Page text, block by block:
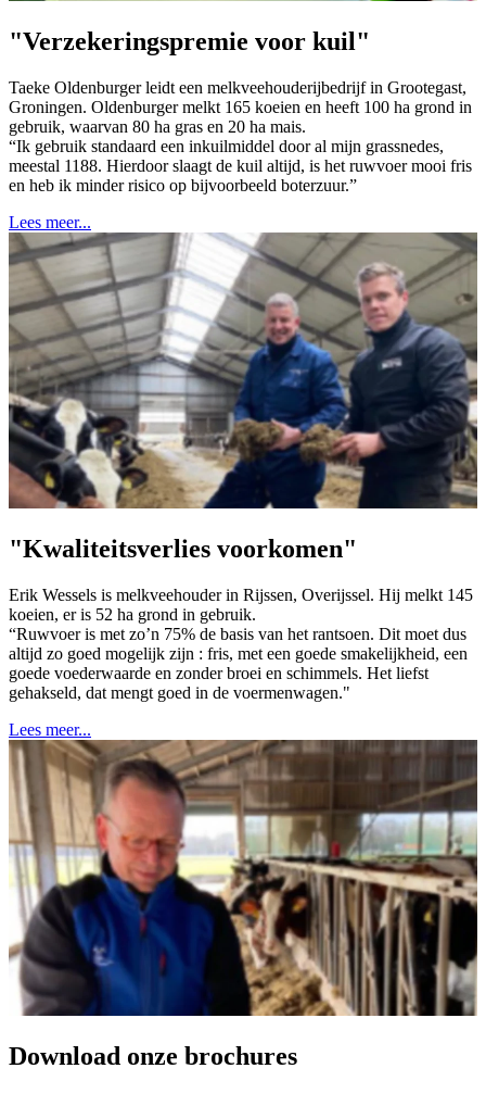
"Verzekeringspremie voor kuil"
Taeke Oldenburger leidt een melkveehouderijbedrijf in Grootegast,
Groningen. Oldenburger melkt 165 koeien en heeft 100 ha grond in
gebruik, waarvan 80 ha gras en 20 ha mais.
“Ik gebruik standaard een inkuilmiddel door al mijn grassnedes,
meestal 1188. Hierdoor slaagt de kuil altijd, is het ruwvoer mooi fris
en heb ik minder risico op bijvoorbeeld boterzuur.”
Lees meer...
"Kwaliteitsverlies voorkomen"
Erik Wessels is melkveehouder in Rijssen, Overijssel. Hij melkt 145
koeien, er is 52 ha grond in gebruik.
“Ruwvoer is met zo’n 75% de basis van het rantsoen. Dit moet dus
altijd zo goed mogelijk zijn : fris, met een goede smakelijkheid, een
goede voederwaarde en zonder broei en schimmels. Het liefst
gehakseld, dat mengt goed in de voermenwagen."
Lees meer...
Download onze brochures